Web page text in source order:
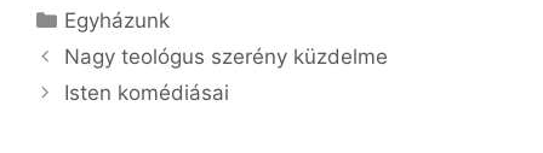
Kategória
Egyházunk
Nagy teológus szerény küzdelme
Isten komédiásai